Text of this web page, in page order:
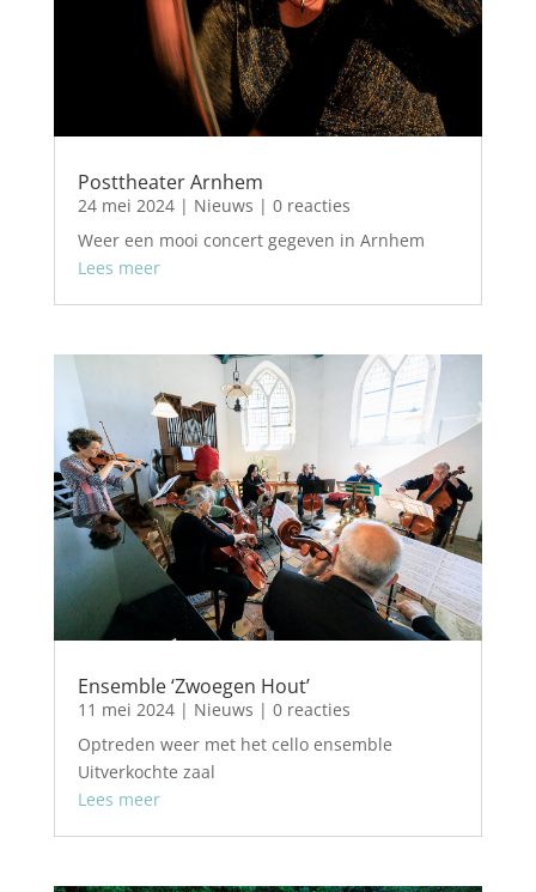
Posttheater Arnhem
24 mei 2024| Nieuws | 0 reacties
Weer een mooi concert gegeven in Arnhem
Lees meer
Ensemble ‘Zwoegen Hout’
11 mei 2024| Nieuws | 0 reacties
Optreden weer met het cello ensemble
Uitverkochte zaal
Lees meer